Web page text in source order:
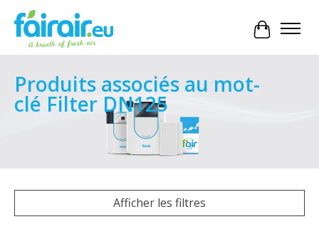
Panier
Produits associés au mot-
clé Filter DN125
Afficher les filtres